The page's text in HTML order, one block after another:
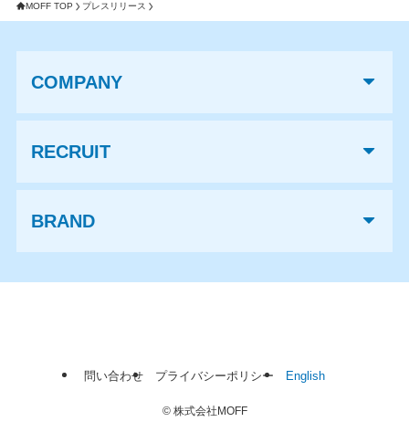
MOFF TOP プレスリリース
COMPANY
RECRUIT
BRAND
問い合わせ プライバシーポリシー English
©株式会社MOFF